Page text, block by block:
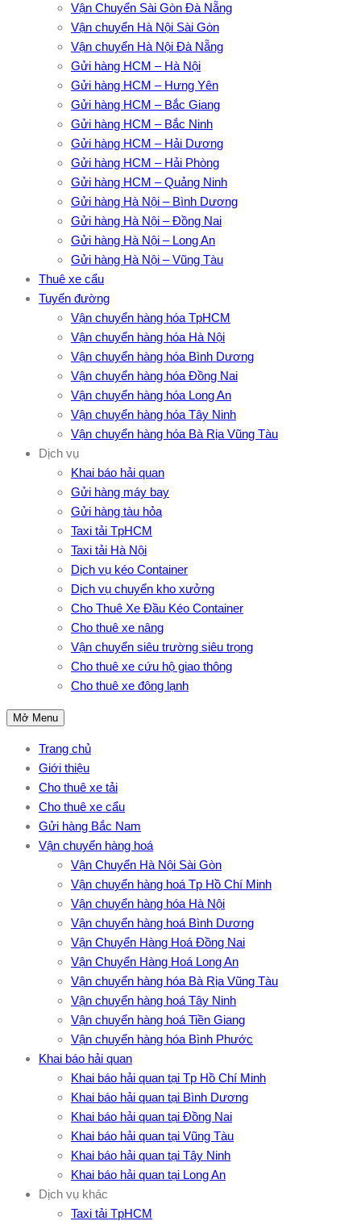
Vận Chuyển Sài Gòn Đà Nẵng
Vận chuyển Hà Nội Sài Gòn
Vận chuyển Hà Nội Đà Nẵng
Gửi hàng HCM – Hà Nội
Gửi hàng HCM – Hưng Yên
Gửi hàng HCM – Bắc Giang
Gửi hàng HCM – Bắc Ninh
Gửi hàng HCM – Hải Dương
Gửi hàng HCM – Hải Phòng
Gửi hàng HCM – Quảng Ninh
Gửi hàng Hà Nội – Bình Dương
Gửi hàng Hà Nội – Đồng Nai
Gửi hàng Hà Nội – Long An
Gửi hàng Hà Nội – Vũng Tàu
Thuê xe cẩu
Tuyến đường
Vận chuyển hàng hóa TpHCM
Vận chuyển hàng hóa Hà Nội
Vận chuyển hàng hóa Bình Dương
Vận chuyển hàng hóa Đồng Nai
Vận chuyển hàng hóa Long An
Vận chuyển hàng hóa Tây Ninh
Vận chuyển hàng hóa Bà Rịa Vũng Tàu
Dịch vụ
Khai báo hải quan
Gửi hàng máy bay
Gửi hàng tàu hỏa
Taxi tải TpHCM
Taxi tải Hà Nội
Dịch vụ kéo Container
Dịch vụ chuyển kho xưởng
Cho Thuê Xe Đầu Kéo Container
Cho thuê xe nâng
Vận chuyển siêu trường siêu trọng
Cho thuê xe cứu hộ giao thông
Cho thuê xe đông lạnh
Mở Menu
Trang chủ
Giới thiệu
Cho thuê xe tải
Cho thuê xe cẩu
Gửi hàng Bắc Nam
Vận chuyển hàng hoá
Vận Chuyển Hà Nội Sài Gòn
Vận chuyển hàng hoá Tp Hồ Chí Minh
Vận chuyển hàng hóa Hà Nội
Vận chuyển hàng hoá Bình Dương
Vận Chuyển Hàng Hoá Đồng Nai
Vận Chuyển Hàng Hoá Long An
Vận chuyển hàng hóa Bà Rịa Vũng Tàu
Vận chuyển hàng hoá Tây Ninh
Vận chuyển hàng hoá Tiền Giang
Vận chuyển hàng hóa Bình Phước
Khai báo hải quan
Khai báo hải quan tại Tp Hồ Chí Minh
Khai báo hải quan tại Bình Dương
Khai báo hải quan tại Đồng Nai
Khai báo hải quan tại Vũng Tàu
Khai báo hải quan tại Tây Ninh
Khai báo hải quan tại Long An
Dịch vụ khác
Taxi tải TpHCM